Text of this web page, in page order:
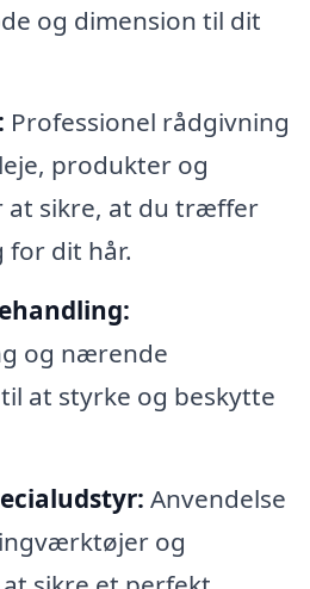
og dimension til dit
Professionel rådgivning
produkter og
at sikre, at du træffer
for dit hår.
og nærende
at styrke og beskytte
Anvendelse
og